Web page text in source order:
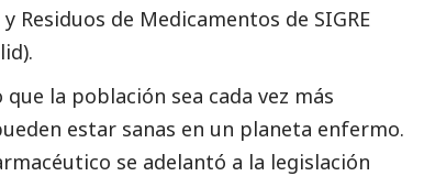
Residuos de Medicamentos de SIGRE
la población sea cada vez más
estar sanas en un planeta enfermo.
se adelantó a la legislación